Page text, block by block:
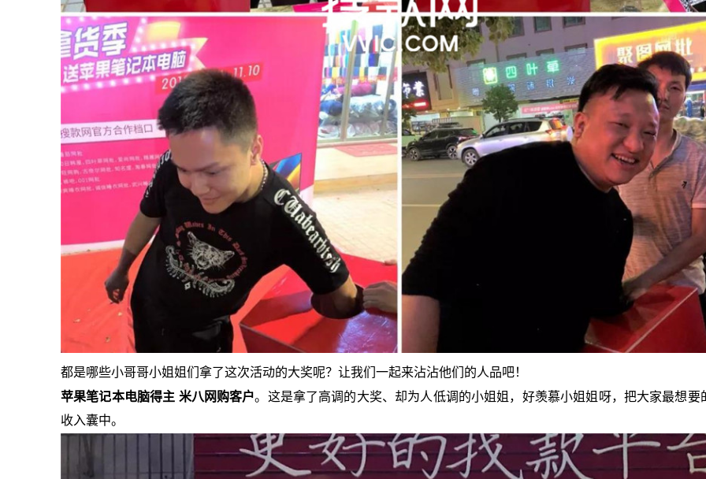
都是哪些小哥哥小姐姐们拿了这次活动的大奖呢？让我们一起来沾沾他们的人品吧！
苹果笔记本电脑得主 米八网购客户。 这是拿了高调的大奖、却为人低调的小姐姐，好羡慕小姐姐呀，把大家最想要
收入囊中。